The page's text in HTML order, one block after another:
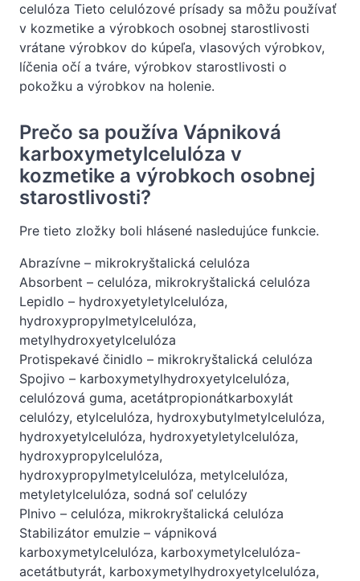
celulóza Tieto celulózové prísady sa môžu používať
v kozmetike a výrobkoch osobnej starostlivosti
vrátane výrobkov do kúpeľa, vlasových výrobkov,
líčenia očí a tváre, výrobkov starostlivosti o
pokožku a výrobkov na holenie.
Prečo sa používa Vápniková
karboxymetylcelulóza v
kozmetike a výrobkoch osobnej
starostlivosti?
Pre tieto zložky boli hlásené nasledujúce funkcie.
Abrazívne – mikrokryštalická celulóza
Absorbent – celulóza, mikrokryštalická celulóza
Lepidlo – hydroxyetyletylcelulóza,
hydroxypropylmetylcelulóza,
metylhydroxyetylcelulóza
Protispekavé činidlo – mikrokryštalická celulóza
Spojivo – karboxymetylhydroxyetylcelulóza,
celulózová guma, acetátpropionátkarboxylát
celulózy, etylcelulóza, hydroxybutylmetylcelulóza,
hydroxyetylcelulóza, hydroxyetyletylcelulóza,
hydroxypropylcelulóza,
hydroxypropylmetylcelulóza, metylcelulóza,
metyletylcelulóza, sodná soľ celulózy
Plnivo – celulóza, mikrokryštalická celulóza
Stabilizátor emulzie – vápniková
karboxymetylcelulóza, karboxymetylcelulóza-
acetátbutyrát, karboxymetylhydroxyetylcelulóza,